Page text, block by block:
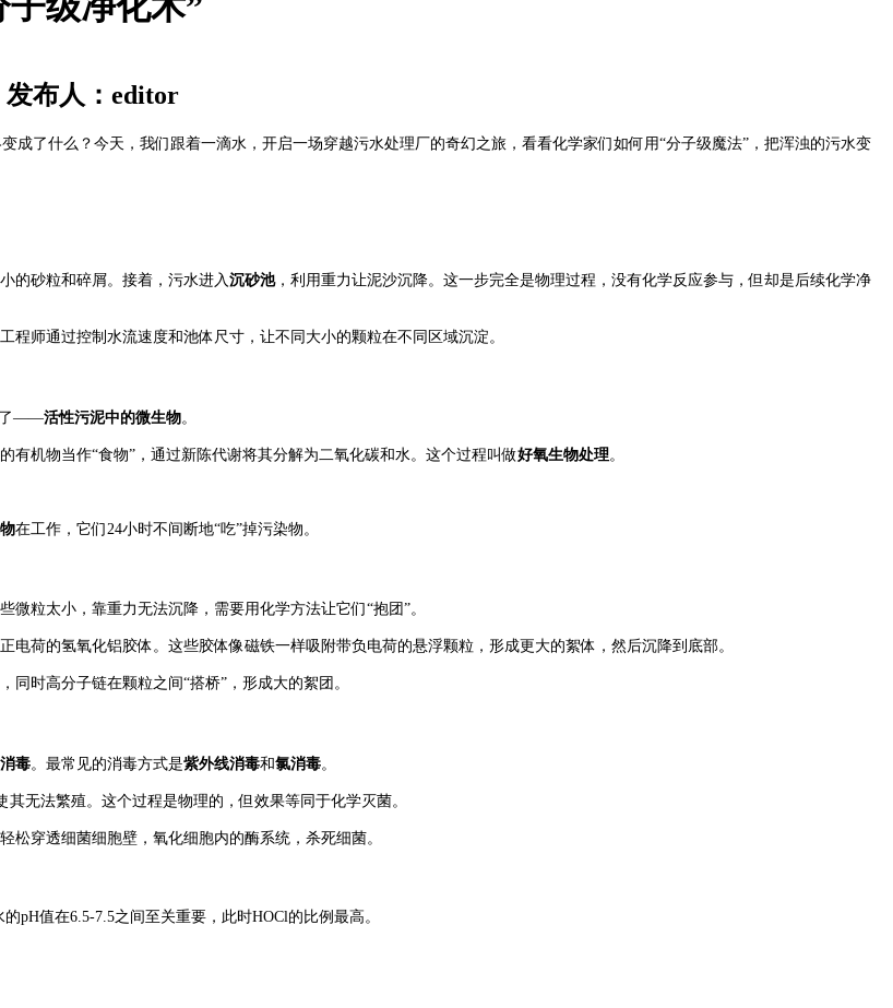
布人：editor
了什么？今天，我们跟着一滴水，开启一场穿越污水处理厂的奇幻之旅，看看化学家们如何用“分子级魔法”，把浑浊的污水变
砂粒和碎屑。接着，污水进入沉砂池，利用重力让泥沙沉降。这一步完全是物理过程，没有化学反应参与，但却是后续化学净
师通过控制水流速度和池体尺寸，让不同大小的颗粒在不同区域沉淀。
了——活性污泥中的微生物。
机物当作“食物”，通过新陈代谢将其分解为二氧化碳和水。这个过程叫做好氧生物处理。
在工作，它们24小时不间断地“吃”掉污染物。
粒太小，靠重力无法沉降，需要用化学方法让它们“抱团”。
电荷的氢氧化铝胶体。这些胶体像磁铁一样吸附带负电荷的悬浮颗粒，形成更大的絮体，然后沉降到底部。
时高分子链在颗粒之间“搭桥”，形成大的絮团。
消毒。 最常见的消毒方式是紫外线消毒和氯消毒。
无法繁殖。这个过程是物理的，但效果等同于化学灭菌。
松穿透细菌细胞壁，氧化细胞内的酶系统，杀死细菌。
pH值在6.5-7.5之间至关重要，此时HOCl的比例最高。